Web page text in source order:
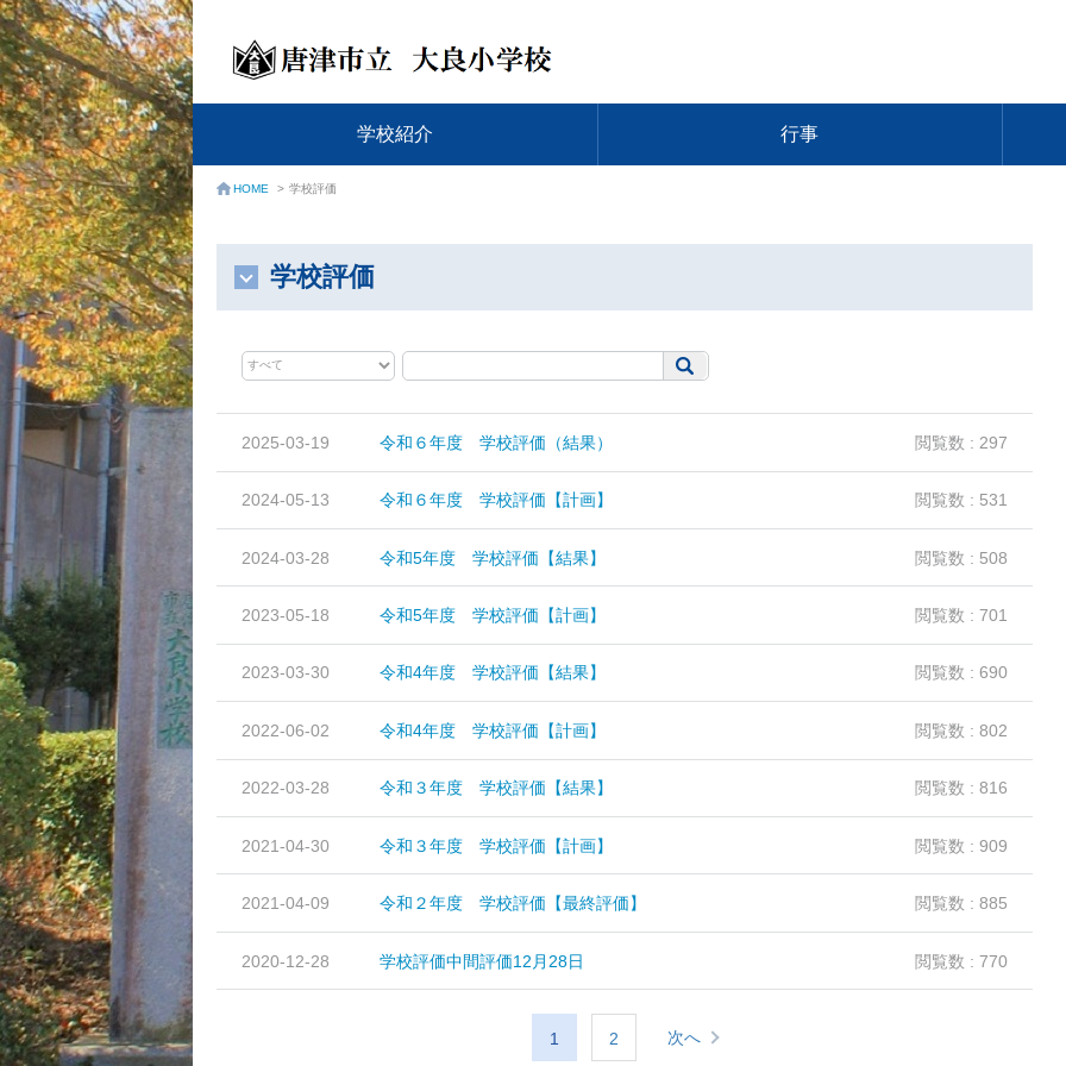
学校紹介 行事
HOME > 学校評価
学校評価
2025-03-19 令和６年度 学校評価（結果） 閲覧数 : 297
2024-05-13 令和６年度 学校評価【計画】 閲覧数 : 531
2024-03-28 令和5年度 学校評価【結果】 閲覧数 : 508
2023-05-18 令和5年度 学校評価【計画】 閲覧数 : 701
2023-03-30 令和4年度 学校評価【結果】 閲覧数 : 690
2022-06-02 令和4年度 学校評価【計画】 閲覧数 : 802
2022-03-28 令和３年度 学校評価【結果】 閲覧数 : 816
2021-04-30 令和３年度 学校評価【計画】 閲覧数 : 909
2021-04-09 令和２年度 学校評価【最終評価】 閲覧数 : 885
2020-12-28 学校評価中間評価12月28日 閲覧数 : 770
1 2 次へ